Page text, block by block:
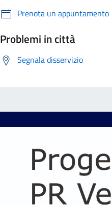
Prenota un appuntamento
Problemi in città
Segnala disservizio